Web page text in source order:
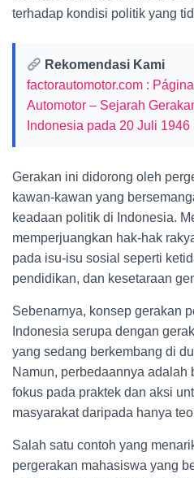
terhadap kondisi politik yang
Rekomendasi Kami
factorautomotor.com :
Automotor – Sejarah
Indonesia pada 20 Juli 1946
Gerakan ini didorong oleh
kawan-kawan yang
keadaan politik di Indonesia.
memperjuangkan hak-hak
pada isu-isu sosial seperti
pendidikan, dan kesetaraan
Sebenarnya, konsep gerakan
Indonesia serupa dengan
yang sedang berkembang di
Namun, perbedaannya adalah
fokus pada praktek dan aksi
masyarakat daripada hanya
Salah satu contoh yang
pergerakan mahasiswa yang